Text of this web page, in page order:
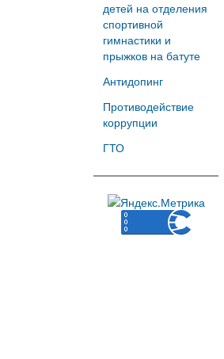
детей на отделения
спортивной
гимнастики и
прыжков на батуте
Антидопинг
Противодействие
коррупции
ГТО